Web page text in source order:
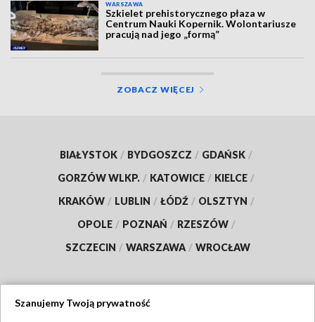
WARSZAWA
Szkielet prehistorycznego płaza w
Centrum Nauki Kopernik. Wolontariusze
pracują nad jego „formą”
ZOBACZ WIĘCEJ
BIAŁYSTOK / BYDGOSZCZ / GDAŃSK /
GORZÓW WLKP. / KATOWICE / KIELCE /
KRAKÓW / LUBLIN / ŁÓDŹ / OLSZTYN /
OPOLE / POZNAŃ / RZESZÓW /
SZCZECIN / WARSZAWA / WROCŁAW
Szanujemy Twoją prywatność